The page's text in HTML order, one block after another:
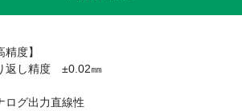
精度】
返し精度 ±0.02㎜
ログ出力直線性